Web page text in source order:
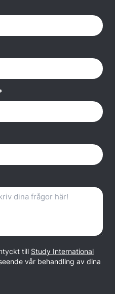
till Study International
vår behandling av dina